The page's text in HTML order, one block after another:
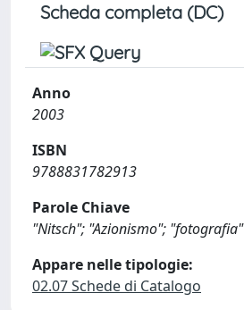
Scheda completa (DC)
Anno
2003
ISBN
9788831782913
Parole Chiave
"Nitsch"; "Azionismo"; "fotografia"
Appare nelle tipologie:
02.07 Schede di Catalogo